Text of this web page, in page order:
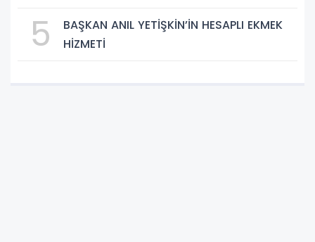
5
BAŞKAN ANIL YETİŞKİN’İN HESAPLI EKMEK
HİZMETİ